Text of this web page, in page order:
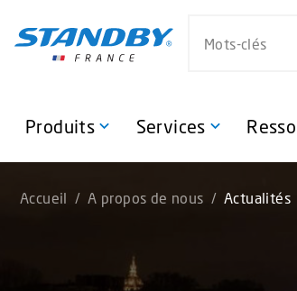
k
o
a
n
Produits Services
Accueil / A propos de nous / Actualités